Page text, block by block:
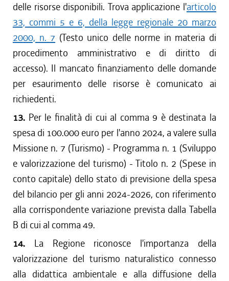
delle risorse disponibili. Trova applicazione l'articolo
33, commi 5 e 6, della legge regionale 20 marzo
2000, n. 7 (Testo unico delle norme in materia di
procedimento amministrativo e di diritto di
accesso). Il mancato finanziamento delle domande
per esaurimento delle risorse è comunicato ai
richiedenti.
13. Per le finalità di cui al comma 9 è destinata la
spesa di 100.000 euro per l'anno 2024, a valere sulla
Missione n. 7 (Turismo) - Programma n. 1 (Sviluppo
e valorizzazione del turismo) - Titolo n. 2 (Spese in
conto capitale) dello stato di previsione della spesa
del bilancio per gli anni 2024-2026, con riferimento
alla corrispondente variazione prevista dalla Tabella
B di cui al comma 49.
14. La Regione riconosce l'importanza della
valorizzazione del turismo naturalistico connesso
alla didattica ambientale e alla diffusione della